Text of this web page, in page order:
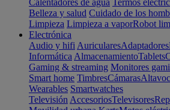
Calentadores de agua Termos
Belleza y salud Cuidado de los
Limpieza Limpieza a vaporRobot
Electrónica
Audio y hifi AuricularesAdaptadores
Informática AlmacenamientoTablets
Gaming & streaming Monitores
Smart home TimbresCámaras
Wearables Smartwatches
Televisión AccesoriosTelevisores